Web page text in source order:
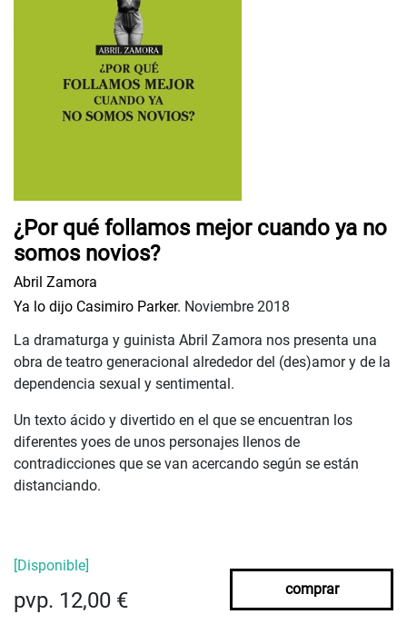
¿Por qué follamos mejor cuando ya no
somos novios?
Abril Zamora
Ya lo dijo Casimiro Parker. Noviembre 2018
La dramaturga y guinista Abril Zamora nos presenta una
obra de teatro generacional alrededor del (des)amor y de la
dependencia sexual y sentimental.
Un texto ácido y divertido en el que se encuentran los
diferentes yoes de unos personajes llenos de
contradicciones que se van acercando según se están
distanciando.
[Disponible]
pvp. 12,00 € comprar